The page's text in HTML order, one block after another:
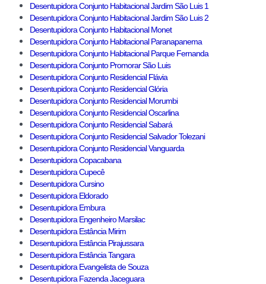
Desentupidora Conjunto Habitacional Jardim São Luis 1
Desentupidora Conjunto Habitacional Jardim São Luis 2
Desentupidora Conjunto Habitacional Monet
Desentupidora Conjunto Habitacional Paranapanema
Desentupidora Conjunto Habitacional Parque Fernanda
Desentupidora Conjunto Promorar São Luis
Desentupidora Conjunto Residencial Flávia
Desentupidora Conjunto Residencial Glória
Desentupidora Conjunto Residencial Morumbi
Desentupidora Conjunto Residencial Oscarlina
Desentupidora Conjunto Residencial Sabará
Desentupidora Conjunto Residencial Salvador Tolezani
Desentupidora Conjunto Residencial Vanguarda
Desentupidora Copacabana
Desentupidora Cupecê
Desentupidora Cursino
Desentupidora Eldorado
Desentupidora Embura
Desentupidora Engenheiro Marsilac
Desentupidora Estância Mirim
Desentupidora Estância Pirajussara
Desentupidora Estância Tangara
Desentupidora Evangelista de Souza
Desentupidora Fazenda Jaceguara